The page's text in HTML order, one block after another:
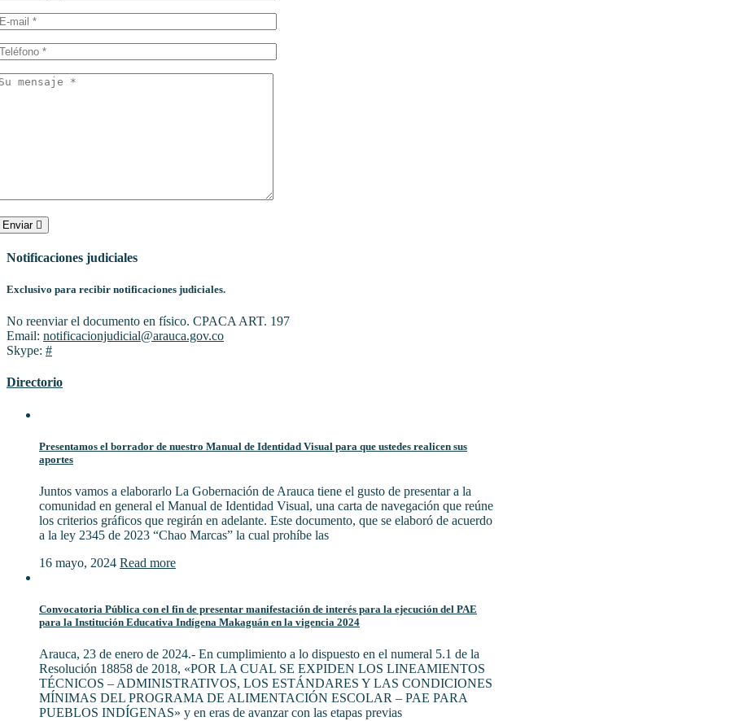
Enviar
Notificaciones judiciales
Exclusivo para recibir notificaciones judiciales.
No reenviar el documento en físico. CPACA ART. 197
Email: notificacionjudicial@arauca.gov.co
Skype: #
Directorio
Presentamos el borrador de nuestro Manual de Identidad Visual para que ustedes realicen sus
aportes
Juntos vamos a elaborarlo La Gobernación de Arauca tiene el gusto de presentar a la
comunidad en general el Manual de Identidad Visual, una carta de navegación que reúne
los criterios gráficos que regirán en adelante. Este documento, que se elaboró de acuerdo
a la ley 2345 de 2023 “Chao Marcas” la cual prohíbe las
16 mayo, 2024 Read more
Convocatoria Pública con el fin de presentar manifestación de interés para la ejecución del PAE
para la Institución Educativa Indígena Makaguán en la vigencia 2024
Arauca, 23 de enero de 2024.- En cumplimiento a lo dispuesto en el numeral 5.1 de la
Resolución 18858 de 2018, «POR LA CUAL SE EXPIDEN LOS LINEAMIENTOS
TÉCNICOS – ADMINISTRATIVOS, LOS ESTÁNDARES Y LAS CONDICIONES
MÍNIMAS DEL PROGRAMA DE ALIMENTACIÓN ESCOLAR – PAE PARA
PUEBLOS INDÍGENAS» y en eras de avanzar con las etapas previas